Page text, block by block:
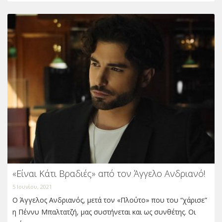
«Είναι Κάτι Βραδιές» από τον Άγγελο Ανδριανό!
5 Ιουνίου, 2021
Ο Άγγελος Ανδριανός, μετά τον «Πλούτο» που του “χάρισε”
η Πέννυ Μπαλτατζή, μας συστήνεται και ως συνθέτης. Οι